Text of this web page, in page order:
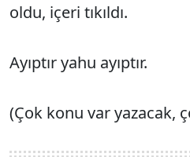
oldu, içeri tıkıldı.
Ayıptır yahu ayıptır.
(Çok konu var yazacak,